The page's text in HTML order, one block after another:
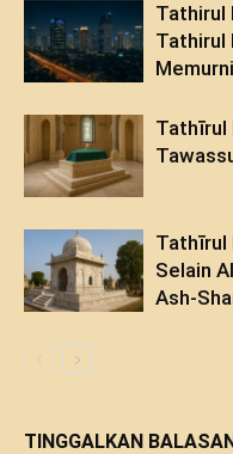
Tathirul
Tathirul
Tathīrul
Tathīrul
Selain
Ash-
TINGGALKAN